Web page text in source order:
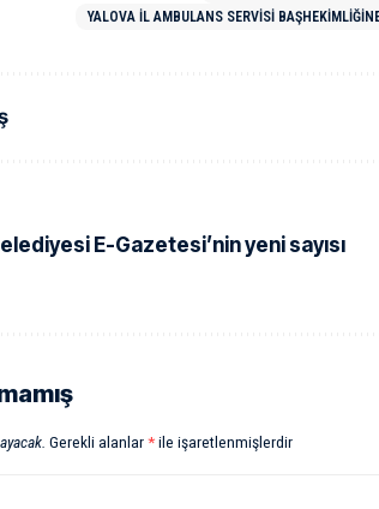
YALOVA İL AMBULANS SERVISI
E-Gazetesi’nin yeni sayısı
Gerekli alanlar*ile işaretlenmişlerdir